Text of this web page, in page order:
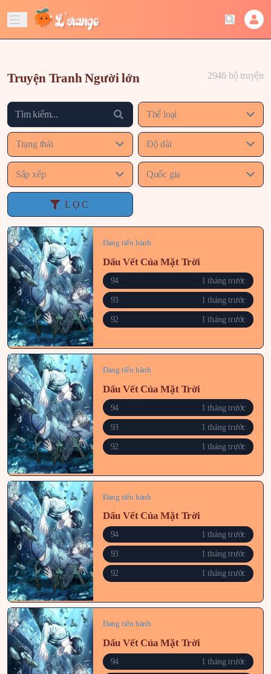
Truyện Tranh Người lớn 2946 bộ truyện
Thể loại
Trạng thái Độ dài
Sắp xếp Quốc gia
LỌC
Đang tiến hành
Dấu Vết Của Mặt Trời
94 1 tháng trước
93 1 tháng trước
92 1 tháng trước
Đang tiến hành
Dấu Vết Của Mặt Trời
94 1 tháng trước
93 1 tháng trước
92 1 tháng trước
Đang tiến hành
Dấu Vết Của Mặt Trời
94 1 tháng trước
93 1 tháng trước
92 1 tháng trước
Đang tiến hành
Dấu Vết Của Mặt Trời
94 1 tháng trước